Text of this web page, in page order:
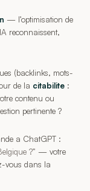
— l’optimisation de
reconnaissent,
(backlinks, mots-
de la citabilite:
contenu ou
pertinente ?
a ChatGPT :
?” — votre
vous dans la